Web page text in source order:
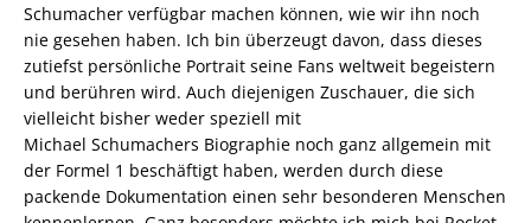
Schumacher verfügbar machen können, wie wir ihn noch
nie gesehen haben. Ich bin überzeugt davon, dass dieses
zutiefst persönliche Portrait seine Fans weltweit begeistern
und berühren wird. Auch diejenigen Zuschauer, die sich
vielleicht bisher weder speziell mit
Michael Schumachers Biographie noch ganz allgemein mit
der Formel 1 beschäftigt haben, werden durch diese
packende Dokumentation einen sehr besonderen Menschen